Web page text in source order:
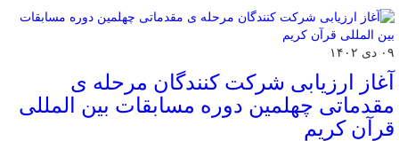
۰۹ دی ۱۴۰۲
آغاز ارزیابی شرکت کنندگان مرحله ی
مقدماتی چهلمین دوره مسابقات بین المللی
قرآن کریم